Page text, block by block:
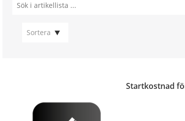
Sortera
Startkostnad